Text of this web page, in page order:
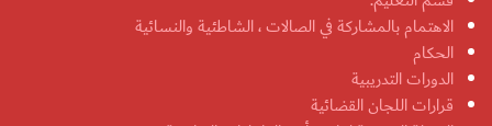
الاهتمام بالمشاركة في الصالات ، الشاطئية والنسائية
الحكام
الدورات التدريبية
قرارات اللجان القضائية